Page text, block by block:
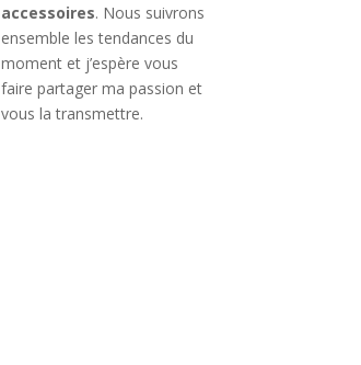
accessoires. Nous suivrons
ensemble les tendances du
moment et j’espère vous
faire partager ma passion et
vous la transmettre.